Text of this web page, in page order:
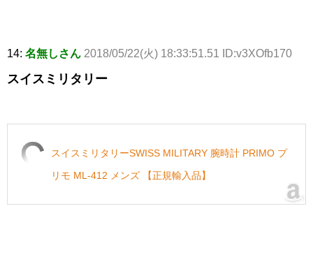
14: 名無しさん 2018/05/22(火) 18:33:51.51 ID:v3XOfb170
スイスミリタリー
スイスミリタリーSWISS MILITARY 腕時計 PRIMO プ
リモ ML-412 メンズ 【正規輸入品】